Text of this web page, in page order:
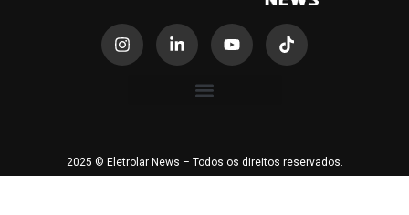
2025 © Eletrolar News – Todos os direitos reservados.